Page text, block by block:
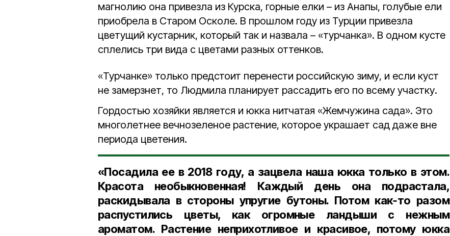
магнолию она привезла из Курска, горные елки – из Анапы, голубые ели
приобрела в Старом Осколе. В прошлом году из Турции привезла
цветущий кустарник, который так и назвала – «турчанка». В одном кусте
сплелись три вида с цветами разных оттенков.
«Турчанке» только предстоит перенести российскую зиму, и если куст
не замерзнет, то Людмила планирует рассадить его по всему участку.
Гордостью хозяйки является и юкка нитчатая «Жемчужина сада». Это
многолетнее вечнозеленое растение, которое украшает сад даже вне
периода цветения.
«Посадила ее в 2018 году, а зацвела наша юкка только в этом.
Красота необыкновенная! Каждый день она подрастала,
раскидывала в стороны упругие бутоны. Потом как‑то разом
распустились цветы, как огромные ландыши с нежным
ароматом. Растение неприхотливое и красивое, потому юкка